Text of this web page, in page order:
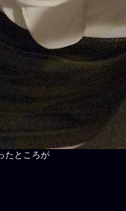
たところが